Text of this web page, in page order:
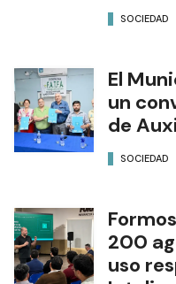
SOCIEDAD
El
un
de
SOCIEDAD
200
uso